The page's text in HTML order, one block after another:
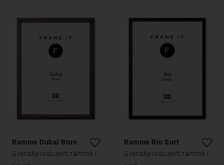
Ramme Dubai Brun
Svenskprodusert ramme i
Ramme Rio Sort
Svenskprodusert ramme i